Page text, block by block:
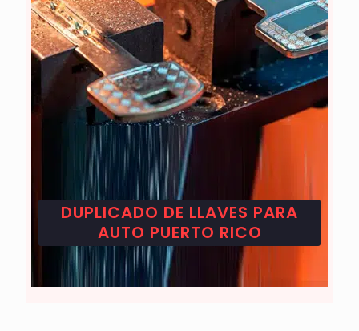
DUPLICADO DE LLAVES PARA
AUTO PUERTO RICO